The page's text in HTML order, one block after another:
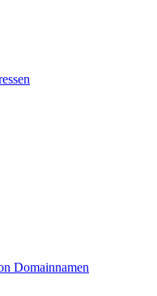
Domainnamen